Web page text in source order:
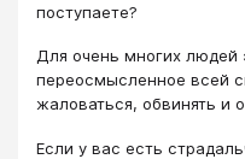
поступаете?
Для очень многих людей
переосмысленное всей
жаловаться, обвинять и
Если у вас есть